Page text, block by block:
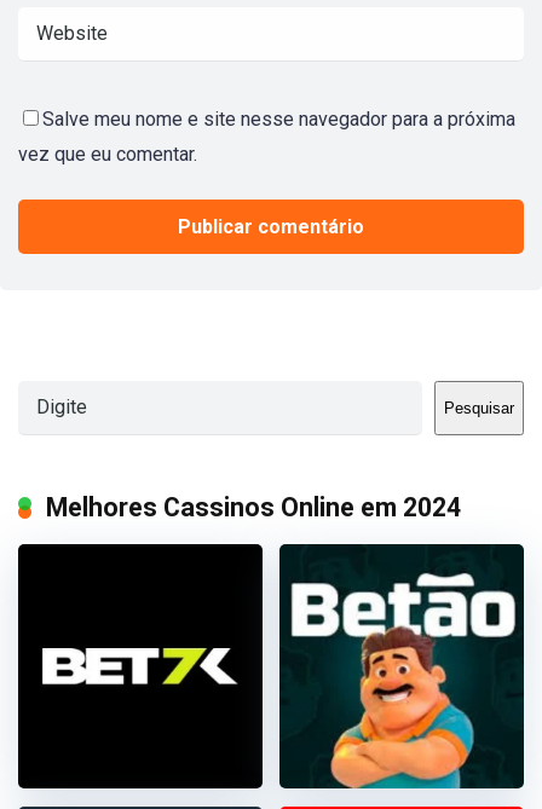
Salve meu nome e site nesse navegador para a próxima
vez que eu comentar.
Pesquisar
Pesquisar
Melhores Cassinos Online em 2024